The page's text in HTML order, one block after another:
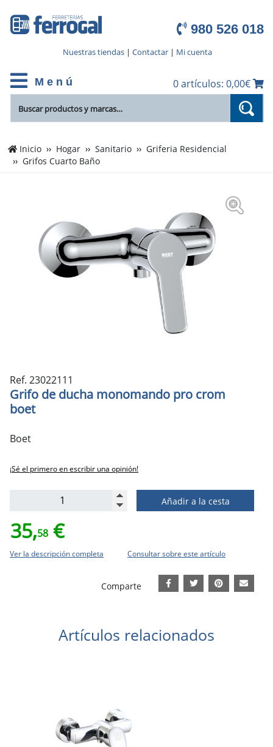
980 526 018
Nuestras tiendas| Contactar| Mi cuenta
M e n ú 0 artículos: 0,00€
Inicio Hogar Sanitario
Griferia Residencial
Grifos Cuarto Baño
Ref. 23022111
Grifo de ducha monomando pro crom
boet
Boet
¡Sé el primero en escribir una opinión!
Añadir a la cesta
35,58 €
Ver la descripción completa Consultar sobre este artículo
Comparte
Artículos relacionados